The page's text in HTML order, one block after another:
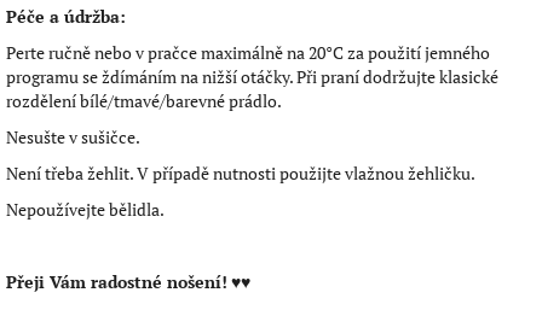
Péče a údržba:
Perte ručně nebo v pračce maximálně na 20°C za použití jemného
programu se ždímáním na nižší otáčky. Při praní dodržujte klasické
rozdělení bílé/tmavé/barevné prádlo.
Nesušte v sušičce.
Není třeba žehlit. V případě nutnosti použijte vlažnou žehličku.
Nepoužívejte bělidla.
Přeji Vám radostné nošení! ♥♥